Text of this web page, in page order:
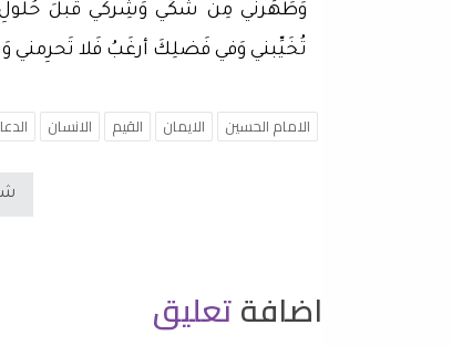
وَطَهِّرني مِن شَكّي وَشِركي قَبلَ حُلولِ
تُخَيِّبني وَفي فَضلِكَ أرغَبُ فَلا تَحرِمني
الامام الحسين الايمان القيم الانسان
اضافةتعليق